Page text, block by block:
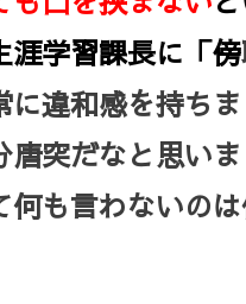
涯学習課長に「傍
違和感を持ち
突だなと思い
も言わないの